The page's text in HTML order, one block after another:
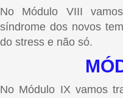
No Módulo VIII
síndrome dos novos
do stress e não só.
No Módulo IX vamos